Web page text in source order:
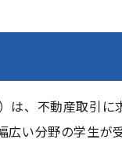
は、不動産取引
広い分野の学生が